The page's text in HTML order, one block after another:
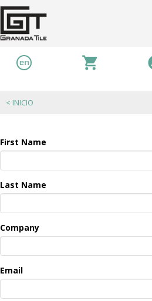
< INICIO
First Name
Last Name
Company
Email